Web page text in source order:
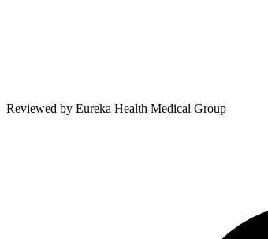
Reviewed by Eureka Health Medical Group